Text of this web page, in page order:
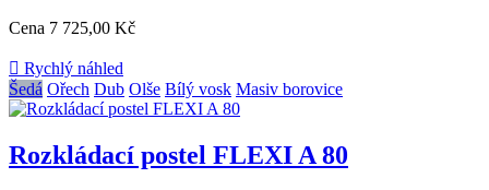
Cena 7 725,00 Kč
 Rychlý náhled
Šedá Ořech Dub Olše Bílý vosk Masiv borovice
Rozkládací postel FLEXI A 80